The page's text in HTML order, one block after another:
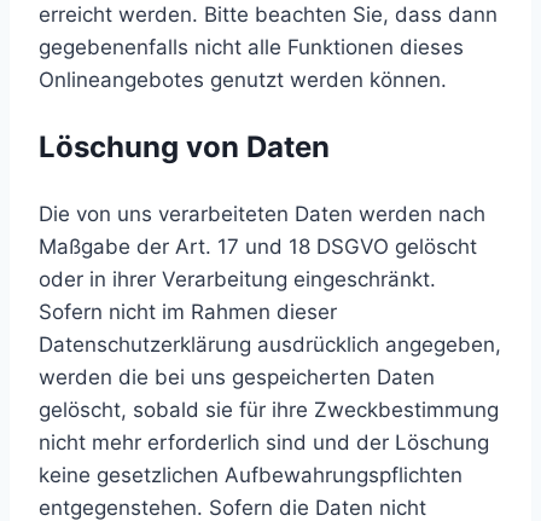
erreicht werden. Bitte beachten Sie, dass dann
gegebenenfalls nicht alle Funktionen dieses
Onlineangebotes genutzt werden können.
Löschung von Daten
Die von uns verarbeiteten Daten werden nach
Maßgabe der Art. 17 und 18 DSGVO gelöscht
oder in ihrer Verarbeitung eingeschränkt.
Sofern nicht im Rahmen dieser
Datenschutzerklärung ausdrücklich angegeben,
werden die bei uns gespeicherten Daten
gelöscht, sobald sie für ihre Zweckbestimmung
nicht mehr erforderlich sind und der Löschung
keine gesetzlichen Aufbewahrungspflichten
entgegenstehen. Sofern die Daten nicht